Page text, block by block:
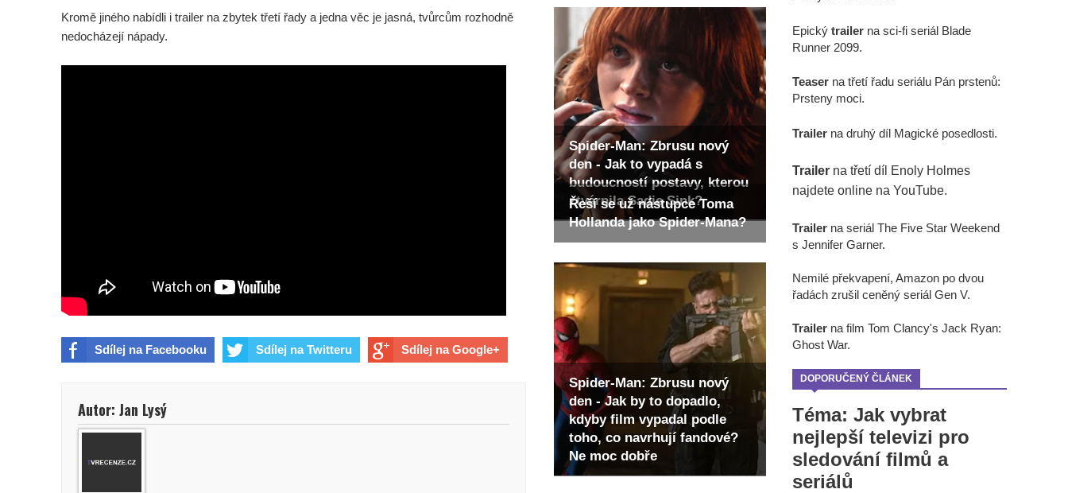
Spider-Man: Zbrusu nový
den - Jak to vypadá s
budoucností postavy, kterou
ztvárnila Sadie Sink?
Řeší se už nástupce Toma
Hollanda jako Spider-Mana?
Spider-Man: Zbrusu nový
den - Jak by to dopadlo,
kdyby film vypadal podle
toho, co navrhují fandové?
Ne moc dobře
Kromě jiného nabídli i trailer na zbytek třetí řady a jedna věc je jasná, tvůrcům rozhodně
nedocházejí nápady.
Sdílej na Facebooku Sdílej na Twitteru Sdílej na Google+
Autor: Jan Lysý
Epický trailer na sci-fi seriál Blade
Runner 2099.
Teaser na třetí řadu seriálu Pán prstenů:
Prsteny moci.
Trailer na druhý díl Magické posedlosti.
Trailer na třetí díl Enoly Holmes
najdete online na YouTube.
Trailer na seriál The Five Star Weekend
s Jennifer Garner.
Nemilé překvapení, Amazon po dvou
řadách zrušil ceněný seriál Gen V.
Trailer na film Tom Clancy's Jack Ryan:
Ghost War.
DOPORUČENÝ ČLÁNEK
Téma: Jak vybrat
nejlepší televizi pro
sledování filmů a
seriálů